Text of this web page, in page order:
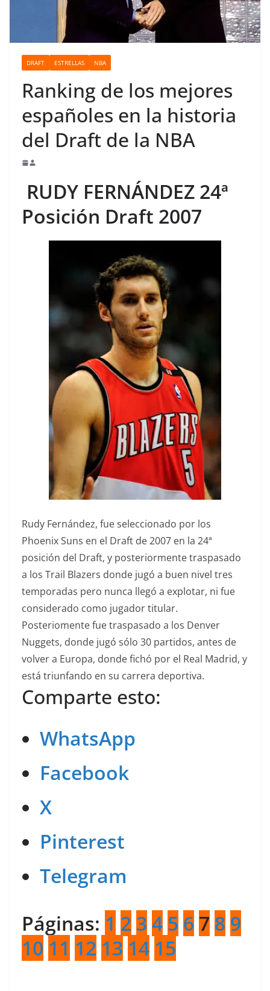
DRAFT ESTRELLAS NBA
Ranking de los mejores
españoles en la historia
del Draft de la NBA
RUDY FERNÁNDEZ 24ª
Posición Draft 2007
Rudy Fernández, fue seleccionado por los
Phoenix Suns en el Draft de 2007 en la 24ª
posición del Draft, y posteriormente traspasado
a los Trail Blazers donde jugó a buen nivel tres
temporadas pero nunca llegó a explotar, ni fue
considerado como jugador titular.
Posteriomente fue traspasado a los Denver
Nuggets, donde jugó sólo 30 partidos, antes de
volver a Europa, donde fichó por el Real Madrid, y
está triunfando en su carrera deportiva.
Comparte esto:
WhatsApp
Facebook
X
Pinterest
Telegram
Páginas: 1 2 3 4 5 6 7 8 9
10 11 12 13 14 15